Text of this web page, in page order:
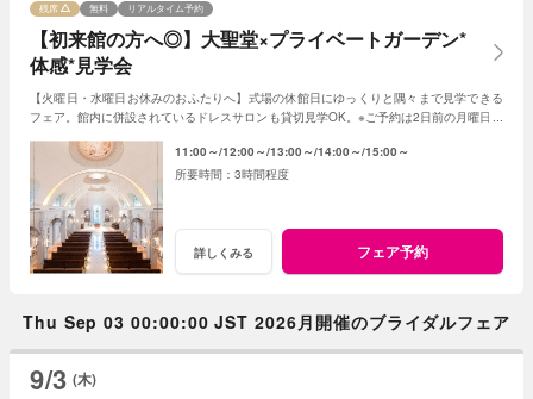
【初来館の方へ◎】大聖堂×プライベートガーデン*
体感*見学会
残席 無料 リアルタイム予約
【火曜日・水曜日お休みのおふたりへ】式場の休館日にゆっくりと隅々まで見学できる
フェア。館内に併設されているドレスサロンも貸切見学OK。※ご予約は2日前の月曜日ま
11:00～ 12:00～ 13:00～ 14:00～ 15:00～
3時間程度
詳しくみる フェア予約
Thu Sep 03 00:00:00 JST 2026月開催のブライダルフェア
9/3 (木)